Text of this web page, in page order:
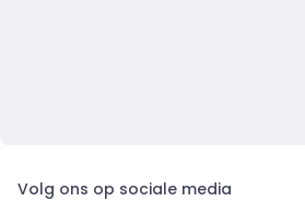
Volg ons op sociale media